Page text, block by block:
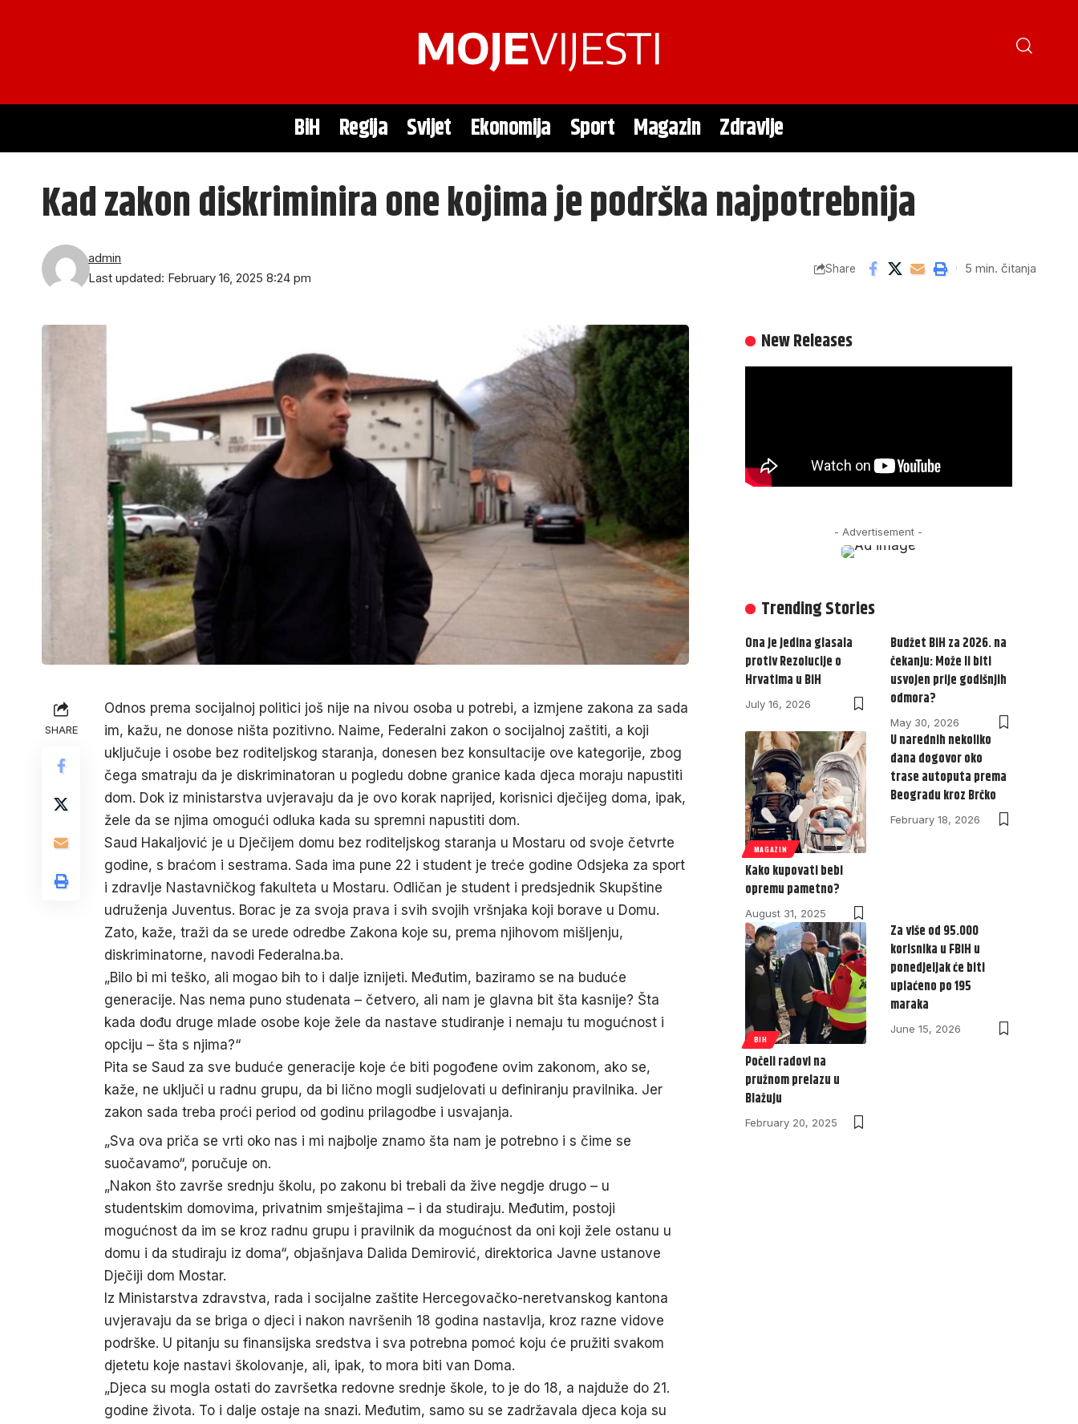
BiH Regija Svijet Ekonomija Sport Magazin Zdravlje
Kad zakon diskriminira one kojima je podrška najpotrebnija
Last updated: February 16, 2025 8:24 pm
admin
Share 5 min. čitanja
SHARE
Odnos prema socijalnoj politici još nije na nivou osoba u potrebi, a izmjene zakona za sada
im, kažu, ne donose ništa pozitivno. Naime, Federalni zakon o socijalnoj zaštiti, a koji
uključuje i osobe bez roditeljskog staranja, donesen bez konsultacije ove kategorije, zbog
čega smatraju da je diskriminatoran u pogledu dobne granice kada djeca moraju napustiti
dom. Dok iz ministarstva uvjeravaju da je ovo korak naprijed, korisnici dječijeg doma, ipak,
žele da se njima omogući odluka kada su spremni napustiti dom.
Saud Hakaljović je u Dječijem domu bez roditeljskog staranja u Mostaru od svoje četvrte
godine, s braćom i sestrama. Sada ima pune 22 i student je treće godine Odsjeka za sport
i zdravlje Nastavničkog fakulteta u Mostaru. Odličan je student i predsjednik Skupštine
udruženja Juventus. Borac je za svoja prava i svih svojih vršnjaka koji borave u Domu.
Zato, kaže, traži da se urede odredbe Zakona koje su, prema njihovom mišljenju,
diskriminatorne, navodi Federalna.ba.
„Bilo bi mi teško, ali mogao bih to i dalje iznijeti. Međutim, baziramo se na buduće
generacije. Nas nema puno studenata – četvero, ali nam je glavna bit šta kasnije? Šta
kada dođu druge mlade osobe koje žele da nastave studiranje i nemaju tu mogućnost i
opciju – šta s njima?“
Pita se Saud za sve buduće generacije koje će biti pogođene ovim zakonom, ako se,
kaže, ne uključi u radnu grupu, da bi lično mogli sudjelovati u definiranju pravilnika. Jer
zakon sada treba proći period od godinu prilagodbe i usvajanja.
„Sva ova priča se vrti oko nas i mi najbolje znamo šta nam je potrebno i s čime se
suočavamo“, poručuje on.
„Nakon što završe srednju školu, po zakonu bi trebali da žive negdje drugo – u
studentskim domovima, privatnim smještajima – i da studiraju. Međutim, postoji
mogućnost da im se kroz radnu grupu i pravilnik da mogućnost da oni koji žele ostanu u
domu i da studiraju iz doma“, objašnjava Dalida Demirović, direktorica Javne ustanove
Dječiji dom Mostar.
Iz Ministarstva zdravstva, rada i socijalne zaštite Hercegovačko-neretvanskog kantona
uvjeravaju da se briga o djeci i nakon navršenih 18 godina nastavlja, kroz razne vidove
podrške. U pitanju su finansijska sredstva i sva potrebna pomoć koju će pružiti svakom
djetetu koje nastavi školovanje, ali, ipak, to mora biti van Doma.
„Djeca su mogla ostati do završetka redovne srednje škole, to je do 18, a najduže do 21.
godine života. To i dalje ostaje na snazi. Međutim, samo su se zadržavala djeca koja su
New Releases
- Advertisement -
Trending Stories
Ona je jedina glasala
protiv Rezolucije o
Hrvatima u BiH
July 16, 2026
Budžet BiH za 2026. na
čekanju: Može li biti
usvojen prije godišnjih
odmora?
May 30, 2026
MAGAZIN
Kako kupovati bebi
opremu pametno?
August 31, 2025
U narednih nekoliko
dana dogovor oko
trase autoputa prema
Beogradu kroz Brčko
February 18, 2026
BIH
Počeli radovi na
pružnom prelazu u
Blažuju
February 20, 2025
Za više od 95.000
korisnika u FBiH u
ponedjeljak će biti
uplaćeno po 195
maraka
June 15, 2026